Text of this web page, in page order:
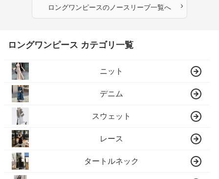
ロングワンピースのノースリーブ一覧へ ›
ロングワンピース カテゴリ一覧
ニット
デニム
スウェット
レース
タートルネック